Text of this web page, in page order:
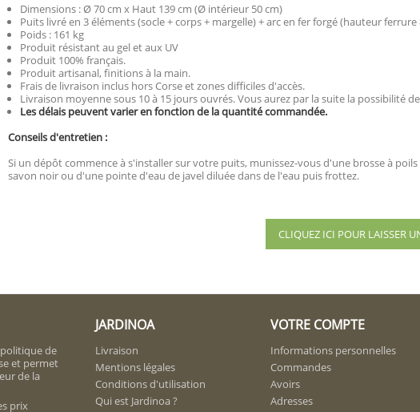
Dimensions : Ø 70 cm x Haut 139 cm (Ø intérieur 50 cm)
Puits livré en 3 éléments (socle + corps + margelle) + arc en fer forgé (hauteur ferrure
Poids : 161 kg
Produit résistant au gel et aux UV
Produit 100% français.
Produit artisanal, finitions à la main.
Frais de livraison inclus hors Corse et zones difficiles d'accès.
Livraison moyenne sous 10 à 15 jours ouvrés. Vous aurez par la suite la possibilité
Les délais peuvent varier en fonction de la quantité commandée.
Conseils d'entretien :
Si un dépôt commence à s'installer sur votre puits, munissez-vous d'une brosse à
savon noir ou d'une pointe d'eau de javel diluée dans de l'eau puis frottez.
CLIQUEZ ICI POUR LAISSER
politique de
et permet
de la
prix
JARDINOA
Livraison
Mentions légales
Conditions d'utilisation
Qui est Jardinoa ?
VOTRE COMPTE
Informations personnelles
Commandes
Avoirs
Adresses